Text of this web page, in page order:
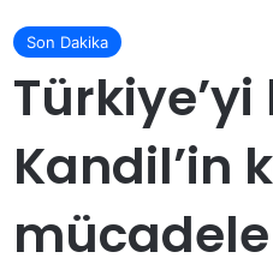
Son Dakika
Kandil’in